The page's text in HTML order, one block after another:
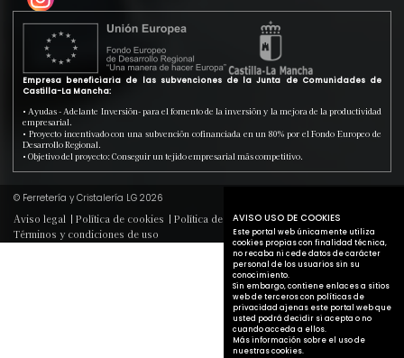
Empresa beneficiaria de las subvenciones de la Junta de Comunidades de
Castilla-La Mancha:
• Ayudas - Adelante Inversión- para el fomento de la inversión y la mejora de la productividad
empresarial.
• Proyecto incentivado con una subvención cofinanciada en un 80% por el Fondo Europeo de
Desarrollo Regional.
• Objetivo del proyecto: Conseguir un tejido empresarial más competitivo.
© Ferretería y Cristalería LG 2026
Aviso legal
Política de cookies
Política de privacidad
Términos y condiciones de uso
AVISO USO DE COOKIES
Este portal web únicamente utiliza
cookies propias con finalidad técnica,
no recaba ni cede datos de carácter
personal de los usuarios sin su
conocimiento.
Sin embargo, contiene enlaces a sitios
web de terceros con políticas de
privacidad ajenas este portal web que
usted podrá decidir si acepta o no
cuando acceda a ellos.
Más información sobre el uso de
nuestras cookies.